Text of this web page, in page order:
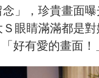
」，珍貴畫面
眼睛滿滿都是對
好有愛的畫面！